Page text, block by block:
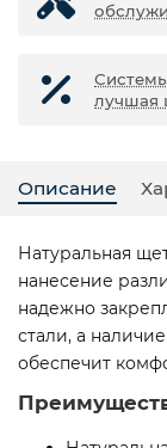
лучшая
Описание
Натуральная
нанесение
надежно
стали, а
обеспечит